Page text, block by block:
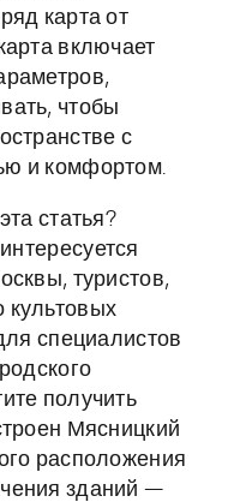
карта от
включает
чтобы
с
и комфортом.
статья?
туристов,
специалистов
получить
Мясницкий
расположения
зданий —